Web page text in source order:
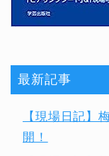
最新記事
【現場日記】
開！